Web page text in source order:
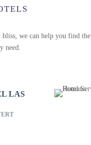
we can help you find the
need.
LAS